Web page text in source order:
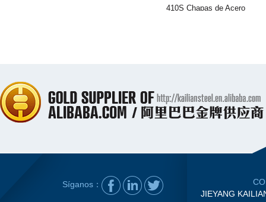
410S Chapas de Acero
Síganos：
JIEYANG